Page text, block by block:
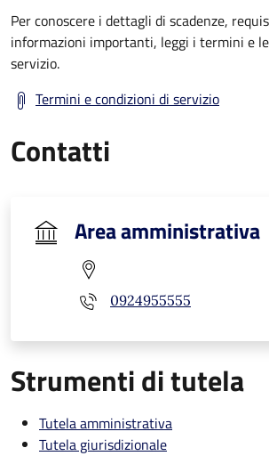
Per conoscere i dettagli di scadenze,
informazioni importanti, leggi i termini e
servizio.
Termini e condizioni di servizio
Contatti
Area amministrativa
0924955555
Strumenti di tutela
Tutela amministrativa
Tutela giurisdizionale